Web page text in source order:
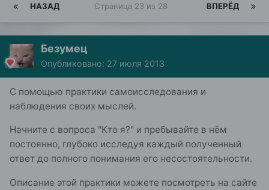
НАЗАД ВПЕРЁД
Страница 23 из 28
Безумец
Опубликовано: 27 июля 2013
С помощью практики самоисследования и
наблюдения своих мыслей.
Начните с вопроса "Кто я?" и пребывайте в нём
постоянно, глубоко исследуя каждый полученный
ответ до полного понимания его несостоятельности.
Описание этой практики можете посмотреть на сайте